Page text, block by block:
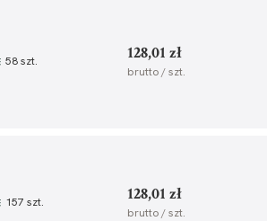
58 szt. 128,01 zł
brutto / szt.
157 szt. 128,01 zł
brutto / szt.